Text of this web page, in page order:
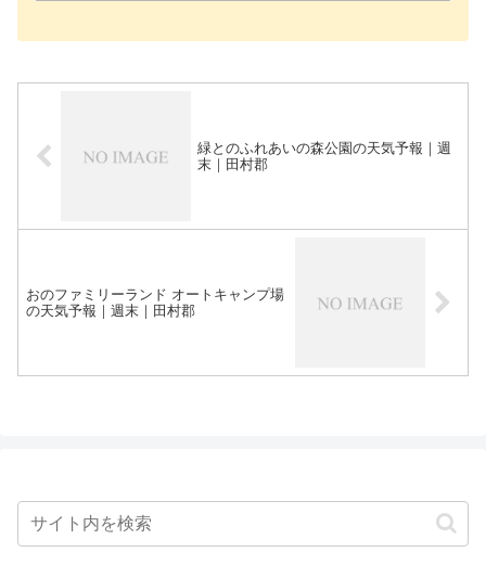
緑とのふれあいの森公園の天気予報｜週
末｜田村郡
おのファミリーランド オートキャンプ場
の天気予報｜週末｜田村郡